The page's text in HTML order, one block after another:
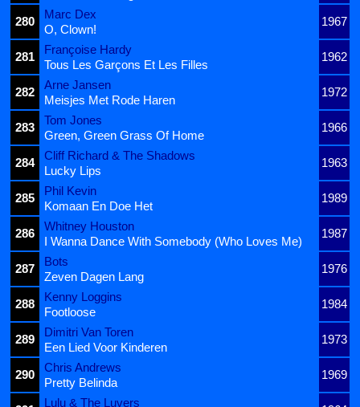
280
Marc Dex
1967
O, Clown!
281
Françoise Hardy
1962
Tous Les Garçons Et Les Filles
282
Arne Jansen
1972
Meisjes Met Rode Haren
283
Tom Jones
1966
Green, Green Grass Of Home
284
Cliff Richard & The Shadows
1963
Lucky Lips
285
Phil Kevin
1989
Komaan En Doe Het
286
Whitney Houston
1987
I Wanna Dance With Somebody (Who Loves Me)
287
Bots
1976
Zeven Dagen Lang
288
Kenny Loggins
1984
Footloose
289
Dimitri Van Toren
1973
Een Lied Voor Kinderen
290
Chris Andrews
1969
Pretty Belinda
Lulu & The Luvers